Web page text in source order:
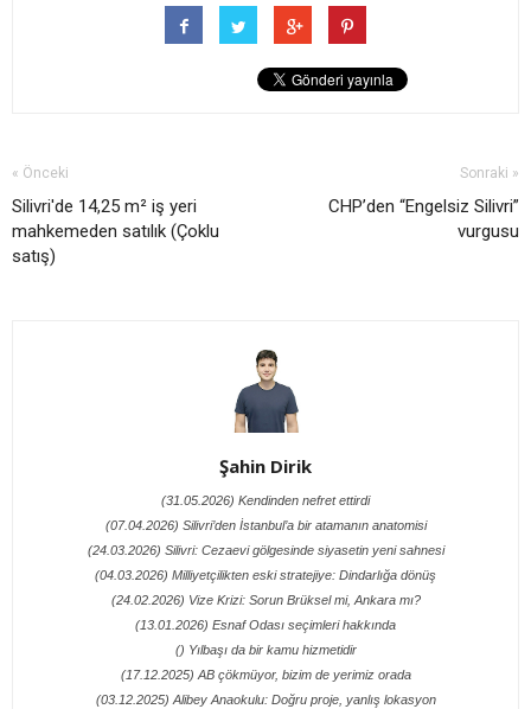
« Önceki
Silivri'de 14,25 m² iş yeri
mahkemeden satılık (Çoklu
satış)
Sonraki »
CHP’den “Engelsiz Silivri”
vurgusu
Şahin Dirik
(31.05.2026) Kendinden nefret ettirdi
(07.04.2026) Silivri’den İstanbul’a bir atamanın anatomisi
(24.03.2026) Silivri: Cezaevi gölgesinde siyasetin yeni sahnesi
(04.03.2026) Milliyetçilikten eski stratejiye: Dindarlığa dönüş
(24.02.2026) Vize Krizi: Sorun Brüksel mi, Ankara mı?
(13.01.2026) Esnaf Odası seçimleri hakkında
() Yılbaşı da bir kamu hizmetidir
(17.12.2025) AB çökmüyor, bizim de yerimiz orada
(03.12.2025) Alibey Anaokulu: Doğru proje, yanlış lokasyon